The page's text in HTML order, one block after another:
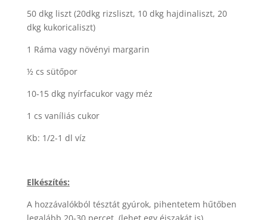
50 dkg liszt (20dkg rizsliszt, 10 dkg hajdinaliszt, 20
dkg kukoricaliszt)
1 Ráma vagy növényi margarin
½ cs sütőpor
10-15 dkg nyírfacukor vagy méz
1 cs vaníliás cukor
Kb: 1/2-1 dl víz
Elkészítés:
A hozzávalókból tésztát gyúrok, pihentetem hűtőben
legalább 20-30 percet. (lehet egy éjszakát is)